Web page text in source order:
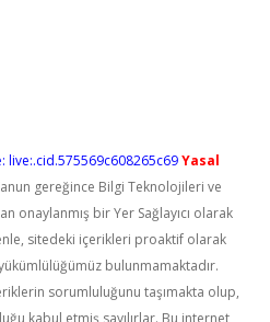
live:.cid.575569c608265c69Yasal
gereğince Bilgi Teknolojileri ve
onaylanmış bir Yer Sağlayıcı olarak
sitedeki içerikleri proaktif olarak
bulunmamaktadır.
sorumluluğunu taşımakta olup,
kabul etmiş sayılırlar. Bu internet